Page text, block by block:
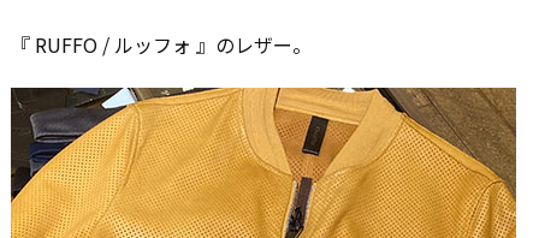
『 RUFFO / ルッフォ 』のレザー。